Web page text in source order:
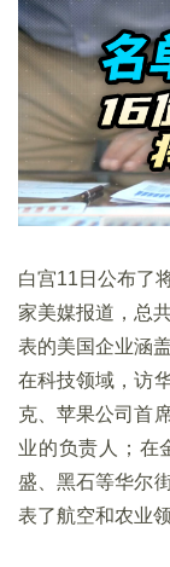
白宫11日公布了
家美媒报道，总
表的美国企业涵
在科技领域，访
克、苹果公司首
业的负责人；在
盛、黑石等华尔
表了航空和农业领